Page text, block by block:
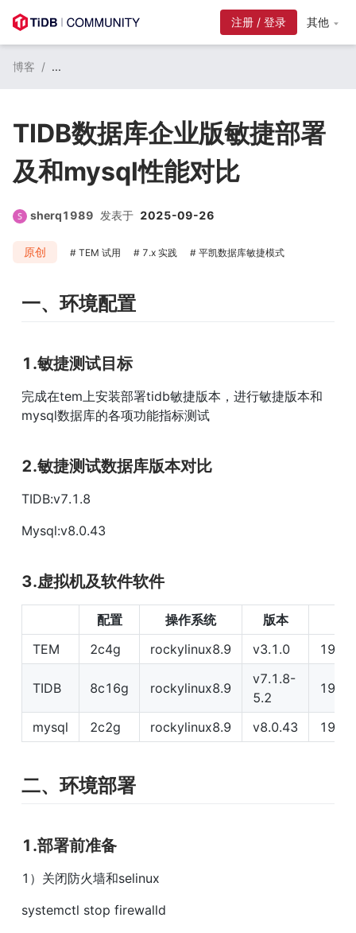
注册 / 登录 其他
博客 / ...
TIDB数据库企业版敏捷部署
及和mysql性能对比
sherq1989 发表于 2025-09-26
原创 TEM 试用 7.x 实践 平凯数据库敏捷模式
一、环境配置
1.敏捷测试目标
完成在tem上安装部署tidb敏捷版本，进行敏捷版本和
mysql数据库的各项功能指标测试
2.敏捷测试数据库版本对比
TIDB:v7.1.8
Mysql:v8.0.43
3.虚拟机及软件软件
配置 操作系统 版本
TEM
2c4g rockylinux8.9 v3.1.0
TIDB 8c16g rockylinux8.9
v7.1.8-
5.2
mysql 2c2g rockylinux8.9 v8.0.43
二、环境部署
1.部署前准备
1）关闭防火墙和selinux
systemctl stop firewalld